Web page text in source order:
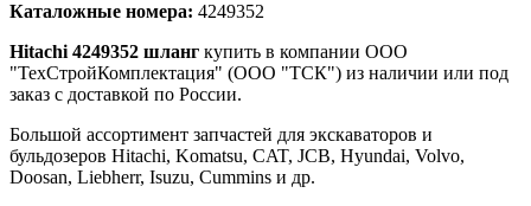
Каталожные номера: 4249352
Hitachi 4249352 шланг купить в компании ООО
"ТехСтройКомплектация" (ООО "ТСК") из наличии или под
заказ с доставкой по России.
Большой ассортимент запчастей для экскаваторов и
бульдозеров Hitachi, Komatsu, CAT, JCB, Hyundai, Volvo,
Doosan, Liebherr, Isuzu, Cummins и др.